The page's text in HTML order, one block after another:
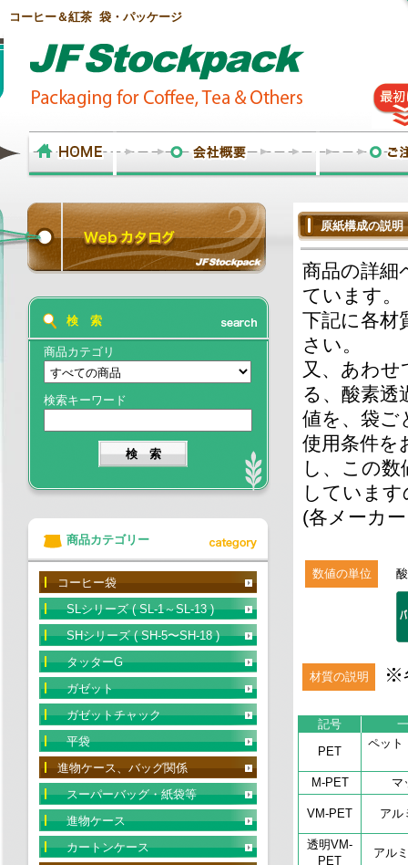
コーヒー＆紅茶 袋・パッケージ
原紙構成の説明
商品の詳細
ています。
下記に各材
さい。
又、あわせ
る、酸素透
値を、袋ご
使用条件を
し、この
していま
(各メーカ
数値の単位
材質の説明 ※
記号
PET
ペット
M-PET マ
VM-PET アル
透明VM-
PET
アル
検 索
商品カテゴリ
検索キーワード
商品カテゴリー
コーヒー袋
SLシリーズ ( SL-1～SL-13 )
SHシリーズ ( SH-5〜SH-18 )
タッターG
ガゼット
ガゼットチャック
平袋
進物ケース、バッグ関係
スーパーバッグ・紙袋等
進物ケース
カートンケース